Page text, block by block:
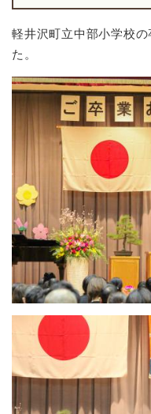
軽井沢町立中部小学校
た。